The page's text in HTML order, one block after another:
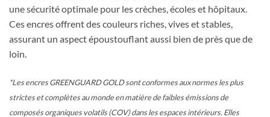
une sécurité optimale pour les crèches, écoles et hôpitaux.
Ces encres offrent des couleurs riches, vives et stables,
assurant un aspect époustouflant aussi bien de près que de
loin.
*Les encres GREENGUARD GOLD sont conformes aux normes les plus
strictes et complètes au monde en matière de faibles émissions de
composés organiques volatils (COV) dans les espaces intérieurs. Elles